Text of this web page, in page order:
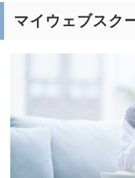
マイウェブスク